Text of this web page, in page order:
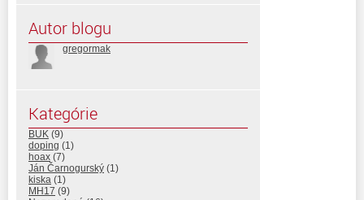
Autor blogu
gregormak
Kategórie
BUK (9)
doping (1)
hoax (7)
Ján Čarnogurský (1)
kiska (1)
MH17 (9)